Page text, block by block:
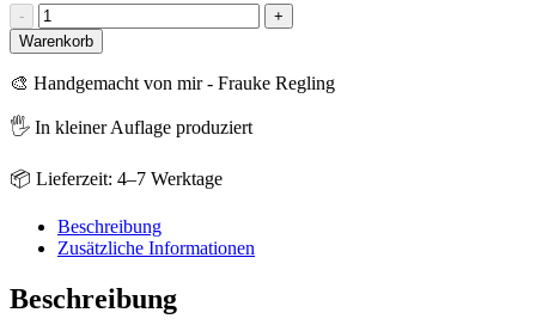
-
Den
Urlaub
mit
seinen
Liebsten
umarmen
+
Warenkorb
🎨 Handgemacht von mir - Frauke Regling
🖐️ In kleiner Auflage produziert
📦 Lieferzeit: 4–7 Werktage
Beschreibung
Zusätzliche Informationen
Beschreibung